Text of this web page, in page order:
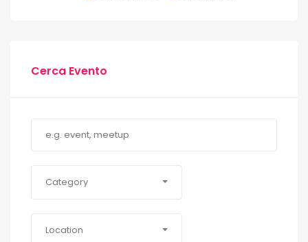
Cerca Evento
Category
Location